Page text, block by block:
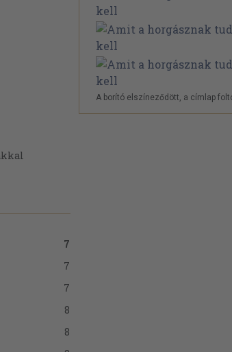
7
7
7
8
8
A borító elszíneződött, a címlap